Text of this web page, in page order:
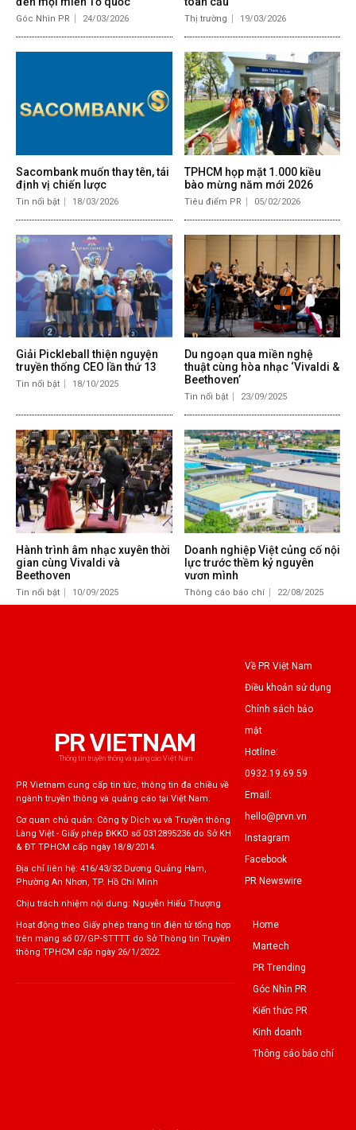
Góc Nhìn PR 24/03/2026 Thị trường 19/03/2026
Sacombank muốn thay tên, tái
định vị chiến lược
Tin nổi bật 18/03/2026
TPHCM họp mặt 1.000 kiều
bào mừng năm mới 2026
Tiêu điểm PR 05/02/2026
Giải Pickleball thiện nguyện
truyền thống CEO lần thứ 13
Tin nổi bật 18/10/2025
Du ngoạn qua miền nghệ
thuật cùng hòa nhạc ‘Vivaldi &
Beethoven’
Tin nổi bật 23/09/2025
Hành trình âm nhạc xuyên thời
gian cùng Vivaldi và
Beethoven
Tin nổi bật 10/09/2025
Doanh nghiệp Việt củng cố nội
lực trước thềm kỷ nguyên
vươn mình
Thông cáo báo chí 22/08/2025
PR VIETNAM
Thông tin truyền thông và quảng cáo Việt Nam
PR Vietnam cung cấp tin tức, thông tin đa chiều về
ngành truyền thông và quảng cáo tại Việt Nam.
Cơ quan chủ quản: Công ty Dịch vụ và Truyền thông
Làng Việt - Giấy phép ĐKKD số 0312895236 do Sở KH
& ĐT TPHCM cấp ngày 18/8/2014.
Địa chỉ liên hệ: 416/43/32 Dương Quảng Hàm,
Phường An Nhơn, TP. Hồ Chí Minh
Chịu trách nhiệm nội dung: Nguyễn Hiếu Thượng
Hoạt động theo Giấy phép trang tin điện tử tổng hợp
trên mạng số 07/GP-STTTT do Sở Thông tin Truyền
thông TPHCM cấp ngày 26/1/2022.
Về PR Việt Nam
Điều khoản sử dụng
Chính sách bảo
mật
Hotline:
0932.19.69.59
Email:
hello@prvn.vn
Instagram
Facebook
PR Newswire
Home
Martech
PR Trending
Góc Nhìn PR
Kiến thức PR
Kinh doanh
Thông cáo báo chí